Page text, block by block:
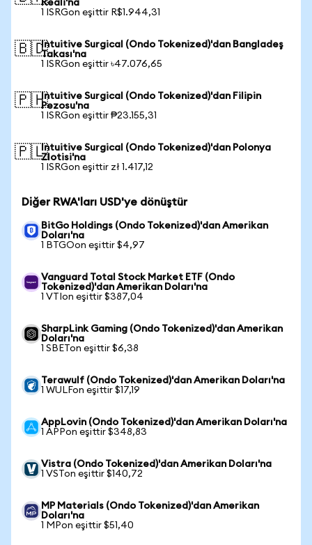
Reali'na
1 ISRGon eşittir R$1.944,31
🇧🇩Intuitive Surgical (Ondo Tokenized)'dan Bangladeş
Takası'na
1 ISRGon eşittir ৳47.076,65
🇵🇭Intuitive Surgical (Ondo Tokenized)'dan Filipin
Pezosu'na
1 ISRGon eşittir ₱23.155,31
🇵🇱Intuitive Surgical (Ondo Tokenized)'dan Polonya
Zlotisi'na
1 ISRGon eşittir zł 1.417,12
Diğer RWA'ları USD'ye dönüştür
BitGo Holdings (Ondo Tokenized)'dan Amerikan
Doları'na
1 BTGOon eşittir $4,97
Vanguard Total Stock Market ETF (Ondo
Tokenized)'dan Amerikan Doları'na
1 VTIon eşittir $387,04
SharpLink Gaming (Ondo Tokenized)'dan Amerikan
Doları'na
1 SBETon eşittir $6,38
Terawulf (Ondo Tokenized)'dan Amerikan Doları'na
1 WULFon eşittir $17,19
AppLovin (Ondo Tokenized)'dan Amerikan Doları'na
1 APPon eşittir $348,83
Vistra (Ondo Tokenized)'dan Amerikan Doları'na
1 VSTon eşittir $140,72
MP Materials (Ondo Tokenized)'dan Amerikan
Doları'na
1 MPon eşittir $51,40